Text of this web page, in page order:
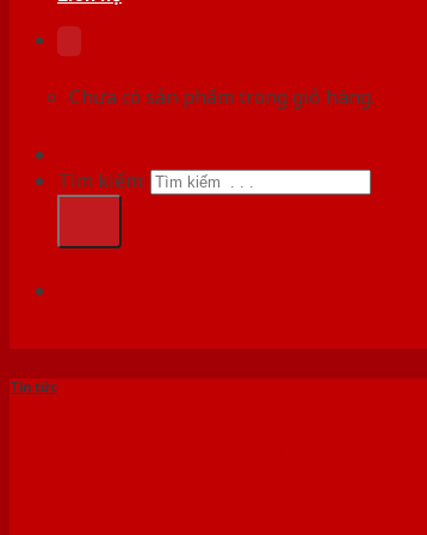
Chưa có sản phẩm trong giỏ hàng.
Tìm kiếm:
Tin tức